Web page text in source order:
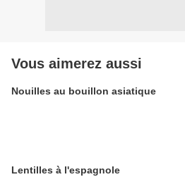
Vous aimerez aussi
Nouilles au bouillon asiatique
Lentilles à l'espagnole